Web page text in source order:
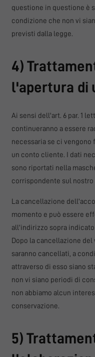
questione in questione è
condizione che non vi
previsti dalla legge.
4)
l'apertura di
Ai sensi dell'art. 6 par. 1
continueranno a essere
necessaria se ci
un conto cliente. I dati
sono riportati nella
corrispondente sul nostro
La cancellazione
momento e può essere
all'indirizzo sopra
Dopo la cancellazione
saranno cancellati, a
attraverso di esso siano
non vi siano periodi di
non abbiamo alcun
conservazione.
5)